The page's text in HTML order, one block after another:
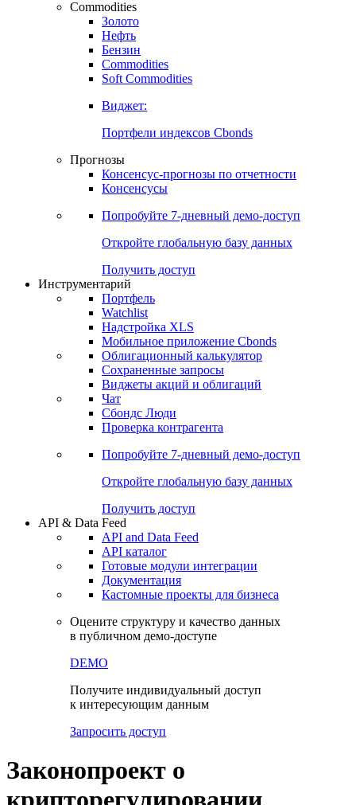
Commodities
Золото
Нефть
Бензин
Commodities
Soft Commodities
Виджет:
Портфели индексов Cbonds
Прогнозы
Консенсус-прогнозы по отчетности
Консенсусы
Попробуйте 7-дневный демо-доступ
Откройте глобальную базу данных
Получить доступ
Инструментарий
Портфель
Watchlist
Надстройка XLS
Мобильное приложение Cbonds
Облигационный калькулятор
Сохраненные запросы
Виджеты акций и облигаций
Чат
Сбондс Люди
Проверка контрагента
Попробуйте 7-дневный демо-доступ
Откройте глобальную базу данных
Получить доступ
API & Data Feed
API and Data Feed
API каталог
Готовые модули интеграции
Документация
Кастомные проекты для бизнеса
Оцените структуру и качество данных
в публичном демо-доступе
DEMO
Получите индивидуальный доступ
к интересующим данным
Запросить доступ
Законопроект о